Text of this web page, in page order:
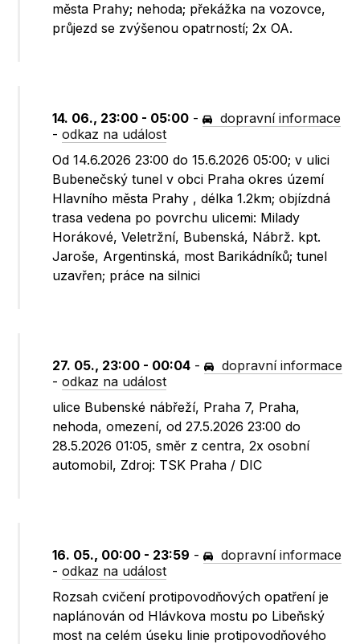
města Prahy; nehoda; překážka na vozovce,
průjezd se zvýšenou opatrností; 2x OA.
14. 06., 23:00 - 05:00 -
dopravní informace
-odkaz na událost
Od 14.6.2026 23:00 do 15.6.2026 05:00; v ulici
Bubenečský tunel v obci Praha okres území
Hlavního města Prahy , délka 1.2km; objízdná
trasa vedena po povrchu ulicemi: Milady
Horákové, Veletržní, Bubenská, Nábrž. kpt.
Jaroše, Argentinská, most Barikádníků; tunel
uzavřen; práce na silnici
27. 05., 23:00 - 00:04 -
dopravní informace
-odkaz na událost
ulice Bubenské nábřeží, Praha 7, Praha,
nehoda, omezení, od 27.5.2026 23:00 do
28.5.2026 01:05, směr z centra, 2x osobní
automobil, Zdroj: TSK Praha / DIC
16. 05., 00:00 - 23:59 -
dopravní informace
-odkaz na událost
Rozsah cvičení protipovodňových opatření je
naplánován od Hlávkova mostu po Libeňský
most na celém úseku linie protipovodňového